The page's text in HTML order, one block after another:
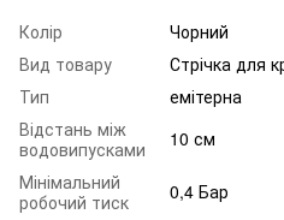
Колір
Чорний
Вид товару
Стрічка для
Тип
емітерна
Відстань між
водовипусками
10 см
Мінімальний
робочий тиск
0,4 Бар